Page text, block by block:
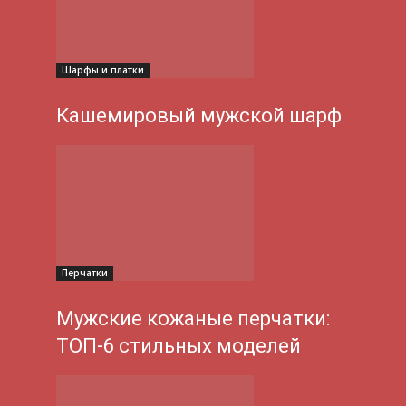
Шарфы и платки
Кашемировый мужской шарф
Перчатки
Мужские кожаные перчатки:
ТОП-6 стильных моделей